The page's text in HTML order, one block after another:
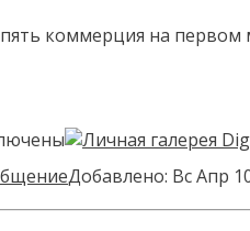
коммерция на первом
Добавлено: Вс Апр